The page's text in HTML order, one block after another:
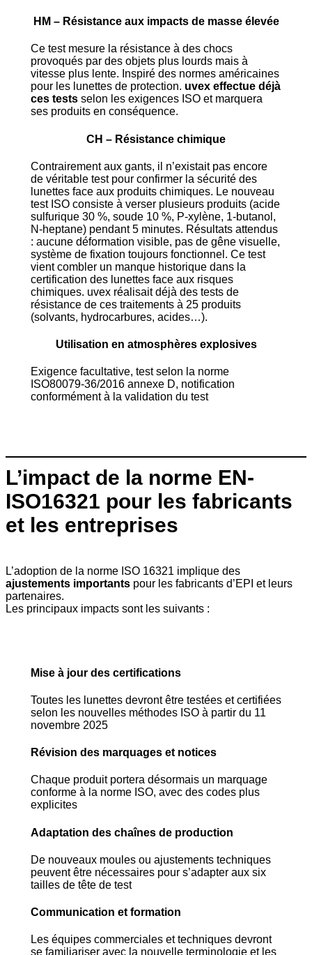
HM – Résistance aux impacts de masse élevée
Ce test mesure la résistance à des chocs
provoqués par des objets plus lourds mais à
vitesse plus lente. Inspiré des normes américaines
pour les lunettes de protection. uvex effectue déjà
ces tests selon les exigences ISO et marquera
ses produits en conséquence.
CH – Résistance chimique
Contrairement aux gants, il n’existait pas encore
de véritable test pour confirmer la sécurité des
lunettes face aux produits chimiques. Le nouveau
test ISO consiste à verser plusieurs produits (acide
sulfurique 30 %, soude 10 %, P-xylène, 1-butanol,
N-heptane) pendant 5 minutes. Résultats attendus
: aucune déformation visible, pas de gêne visuelle,
système de fixation toujours fonctionnel. Ce test
vient combler un manque historique dans la
certification des lunettes face aux risques
chimiques. uvex réalisait déjà des tests de
résistance de ces traitements à 25 produits
(solvants, hydrocarbures, acides…).
Utilisation en atmosphères explosives
Exigence facultative, test selon la norme
ISO80079-36/2016 annexe D, notification
conformément à la validation du test
L’impact de la norme EN-
ISO16321 pour les fabricants
et les entreprises
L’adoption de la norme ISO 16321 implique des
ajustements importants pour les fabricants d’EPI et leurs
partenaires.
Les principaux impacts sont les suivants :
Mise à jour des certifications
Toutes les lunettes devront être testées et certifiées
selon les nouvelles méthodes ISO à partir du 11
novembre 2025
Révision des marquages et notices
Chaque produit portera désormais un marquage
conforme à la norme ISO, avec des codes plus
explicites
Adaptation des chaînes de production
De nouveaux moules ou ajustements techniques
peuvent être nécessaires pour s’adapter aux six
tailles de tête de test
Communication et formation
Les équipes commerciales et techniques devront
se familiariser avec la nouvelle terminologie et les